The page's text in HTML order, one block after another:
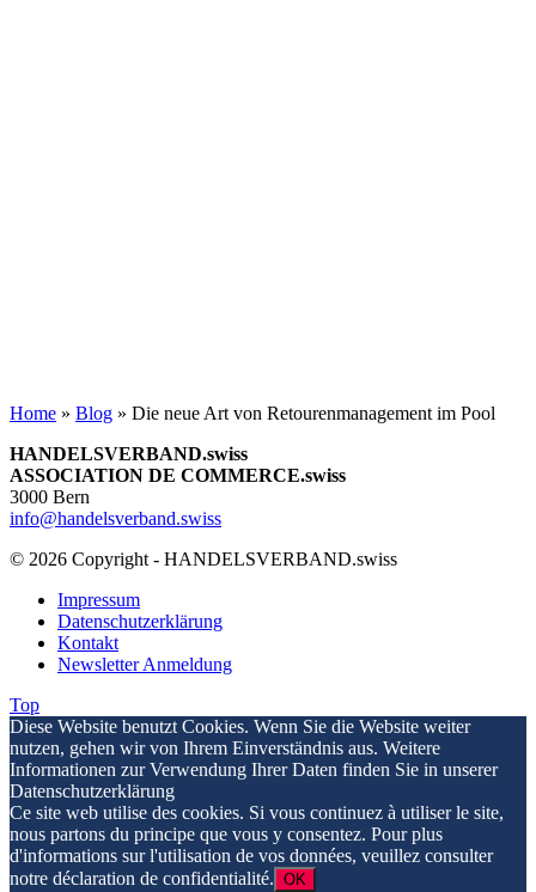
Home » Blog » Die neue Art von Retourenmanagement im Pool
HANDELSVERBAND.swiss
ASSOCIATION DE COMMERCE.swiss
3000 Bern
info@handelsverband.swiss
© 2026 Copyright - HANDELSVERBAND.swiss
Impressum
Datenschutzerklärung
Kontakt
Newsletter Anmeldung
Top
Diese Website benutzt Cookies. Wenn Sie die Website weiter
nutzen, gehen wir von Ihrem Einverständnis aus. Weitere
Informationen zur Verwendung Ihrer Daten finden Sie in unserer
Datenschutzerklärung
Ce site web utilise des cookies. Si vous continuez à utiliser le site,
nous partons du principe que vous y consentez. Pour plus
d'informations sur l'utilisation de vos données, veuillez consulter
notre déclaration de confidentialité. OK